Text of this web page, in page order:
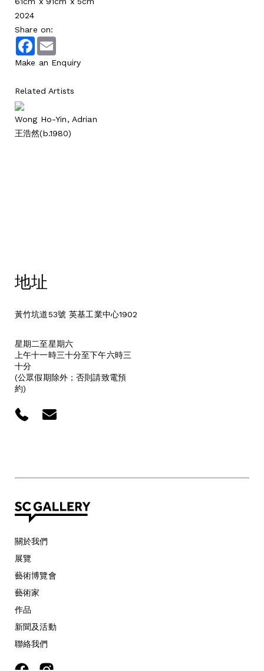
2024
Share on:
Facebook
Make an Enquiry
Related Artists
Wong Ho-Yin, Adrian
王浩然(b.1980)
地址
黃竹坑道53號 英基工業中心1902
星期二至星期六
上午十一時三十分至下午六時三
十分
(公眾假期除外；否則請致電預
約)
關於我們
展覽
藝術博覽會
藝術家
作品
新聞及活動
聯絡我們